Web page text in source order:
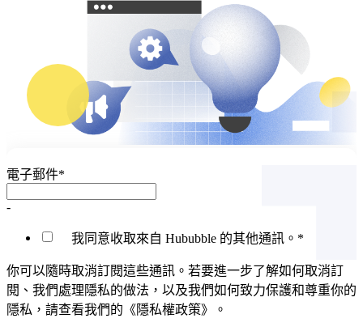
電子郵件*
-
我同意收取來自 Hububble 的其他通訊。 *
你可以隨時取消訂閱這些通訊。若要進一步了解如何取消訂
閱、我們處理隱私的做法，以及我們如何致力保護和尊重你的
隱私，請查看我們的《隱私權政策》。